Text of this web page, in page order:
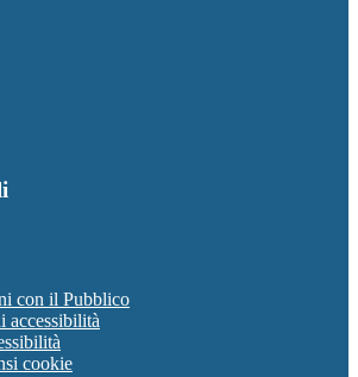
con il Pubblico
accessibilità
cookie